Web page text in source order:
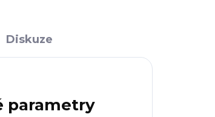
Diskuze
parametry